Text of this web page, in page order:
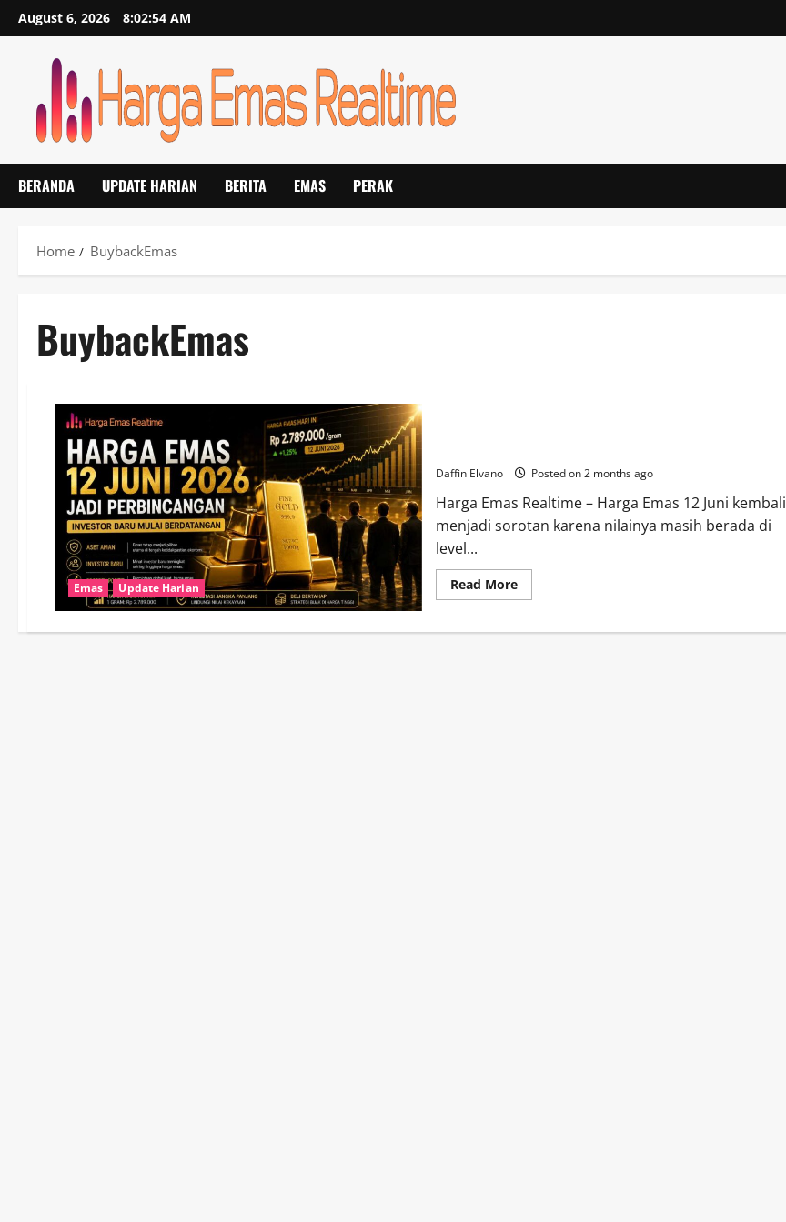
Skip
to
August 6, 2026 8:02:54 AM
BERANDA UPDATE HARIAN BERITA EMAS PERAK
Home BuybackEmas
BuybackEmas
Emas Update Harian
Daffin Elvano Posted on 2 months ago
Harga Emas Realtime – Harga Emas 12 Juni kembali
menjadi sorotan karena nilainya masih berada di
level...
Read MoreRead
more
Emas